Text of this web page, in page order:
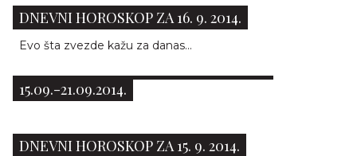
DNEVNI HOROSKOP ZA 16. 9. 2014.
Evo šta zvezde kažu za danas...
15.09.-21.09.2014.
DNEVNI HOROSKOP ZA 15. 9. 2014.